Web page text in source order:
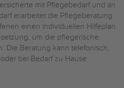
mit Pflegebedarf und an
erarbeitet die Pflegeberatung
einen individuellen Hilfeplan
um die pflegerische
Die Beratung kann telefonisch,
bei Bedarf zu Hause